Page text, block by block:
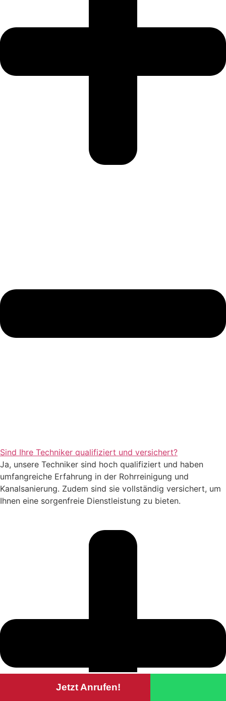
Sind Ihre Techniker qualifiziert und versichert?
Ja, unsere Techniker sind hoch qualifiziert und haben
umfangreiche Erfahrung in der Rohrreinigung und
Kanalsanierung. Zudem sind sie vollständig versichert, um
Ihnen eine sorgenfreie Dienstleistung zu bieten.
Jetzt Anrufen!